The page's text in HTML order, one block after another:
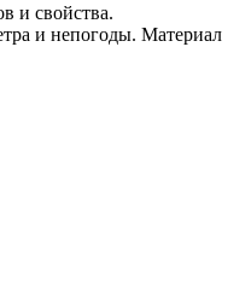
и свойства.
и непогоды. Материал